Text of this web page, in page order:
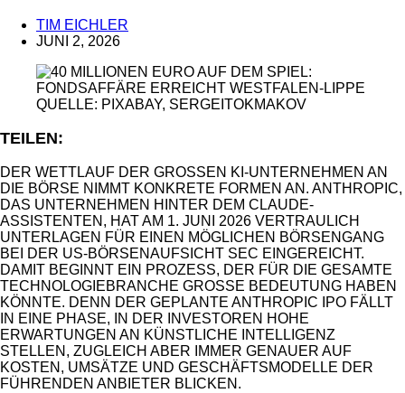
TIM EICHLER
JUNI 2, 2026
QUELLE: PIXABAY, SERGEITOKMAKOV
TEILEN:
DER WETTLAUF DER GROSSEN KI-UNTERNEHMEN AN D
IE BÖRSE NIMMT KONKRETE FORMEN AN. ANTHROPIC, D
AS UNTERNEHMEN HINTER DEM CLAUDE-A
SSISTENTEN, HAT AM 1. JUNI 2026 VERTRAULICH U
NTERLAGEN FÜR EINEN MÖGLICHEN BÖRSENGANG B
EI DER US-BÖRSENAUFSICHT SEC EINGEREICHT. D
AMIT BEGINNT EIN PROZESS, DER FÜR DIE GESAMTE T
ECHNOLOGIEBRANCHE GROSSE BEDEUTUNG HABEN KÖ
NNTE. DENN DER GEPLANTE ANTHROPIC IPO FÄLLT IN
EINE PHASE, IN DER INVESTOREN HOHE ER
WARTUNGEN AN KÜNSTLICHE INTELLIGENZ ST
ELLEN, ZUGLEICH ABER IMMER GENAUER AUF KO
STEN, UMSÄTZE UND GESCHÄFTSMODELLE DER FÜ
HRENDEN ANBIETER BLICKEN.